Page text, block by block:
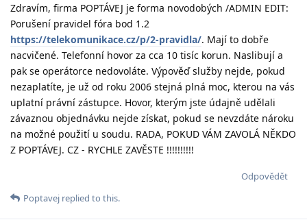
Zdravím, firma POPTÁVEJ je forma novodobých /ADMIN EDIT:
Porušení pravidel fóra bod 1.2
https://telekomunikace.cz/p/2-pravidla/. Mají to dobře
nacvičené. Telefonní hovor za cca 10 tisíc korun. Naslibují a
pak se operátorce nedovoláte. Výpověď služby nejde, pokud
nezaplatíte, je už od roku 2006 stejná plná moc, kterou na vás
uplatní právní zástupce. Hovor, kterým jste údajně udělali
závaznou objednávku nejde získat, pokud se nevzdáte nároku
na možné použití u soudu. RADA, POKUD VÁM ZAVOLÁ NĚKDO
Z POPTÁVEJ. CZ - RYCHLE ZAVĚSTE !!!!!!!!!!
Odpovědět
Poptavej replied to this.